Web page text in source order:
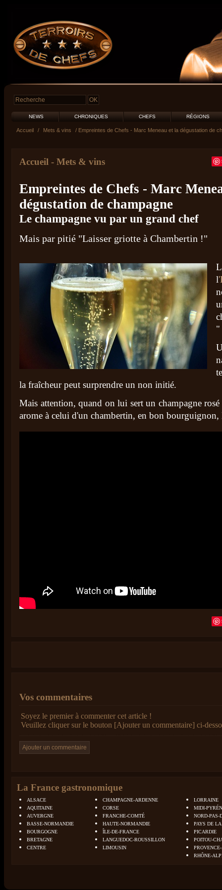
NEWS CHRONIQUES CHEFS RÉGIONS
Accueil / Mets & vins / Empreintes de Chefs - Marc Meneau et la dégustation de
Accueil - Mets & vins
Empreintes de Chefs - Marc
dégustation de champagne
Le champagne vu par un grand chef
Mais par pitié "Laisser griotte à Chambertin !"
l
"
la fraîcheur peut surprendre un non initié.
Mais attention, quand on lui sert un champagne
arome à celui d'un chambertin, en bon
Vos commentaires
Soyez le premier à commenter cet article !
Veuillez cliquer sur le bouton [Ajouter un commentaire] ci-
La France gastronomique
ALSACE
AQUITAINE
AUVERGNE
BASSE-NORMANDIE
BOURGOGNE
BRETAGNE
CENTRE
CHAMPAGNE-ARDENNE
CORSE
FRANCHE-COMTÉ
HAUTE-NORMANDIE
ÎLE-DE-FRANCE
LANGUEDOC-ROUSSILLON
LIMOUSIN
LORRAINE
MIDI-
NORD-PAS-
PAYS DE
PICARDIE
POITOU-
RHÔNE-